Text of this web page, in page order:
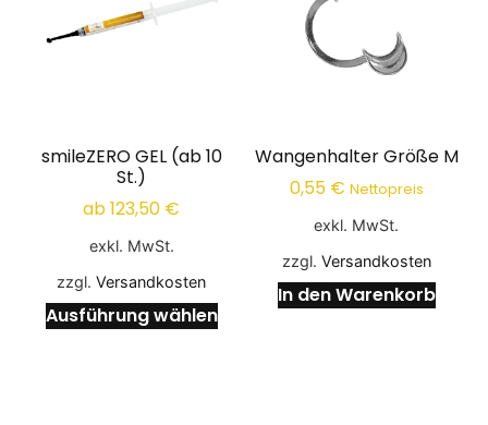
smileZERO GEL (ab 10
St.)
ab123,50 €
exkl. MwSt.
zzgl.Versandkosten
Ausführung wählen
Wangenhalter Größe M
0,55 € Nettopreis
exkl. MwSt.
zzgl. Versandkosten
In den Warenkorb